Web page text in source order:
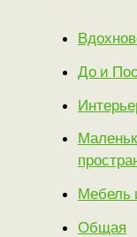
До и
Мебель
Общая